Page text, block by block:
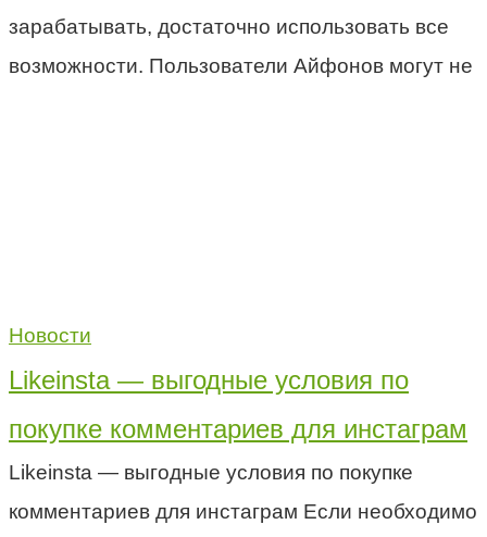
зарабатывать, достаточно использовать все
возможности. Пользователи Айфонов могут не
Новости
Likeinsta — выгодные условия по
покупке комментариев для инстаграм
Likeinsta — выгодные условия по покупке
комментариев для инстаграм Если необходимо